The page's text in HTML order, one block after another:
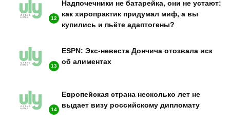
12
Надпочечники не батарейка, они не устают:
как хиропрактик придумал миф, а вы
купились и пьёте адаптогены?
13
ESPN: Экс-невеста Дончича отозвала иск
об алиментах
14
Европейская страна несколько лет не
выдает визу российскому дипломату